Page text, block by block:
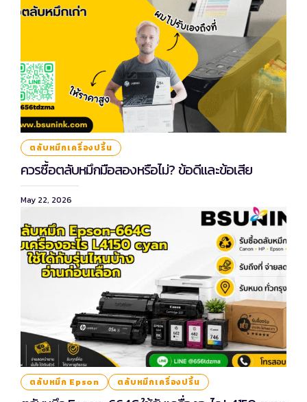
ตลับหมึกเครื่องปริ้น
ควรซื้อตลับหมึกมือสองหรือไม่? ข้อดีและข้อเสีย
May 22, 2026
ตลับหมึก Epson ตลับหมึกเครื่องปริ้น